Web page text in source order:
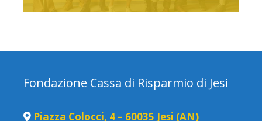
Fondazione Cassa di Risparmio di Jesi
Piazza Colocci, 4 – 60035 Jesi (AN)